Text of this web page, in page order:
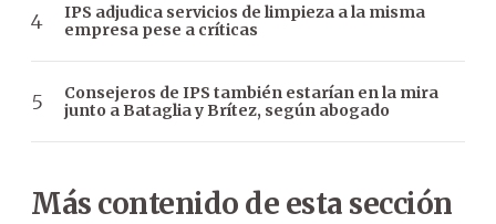
IPS adjudica servicios de limpieza a la misma
empresa pese a críticas
Consejeros de IPS también estarían en la mira
junto a Bataglia y Brítez, según abogado
Más contenido de esta sección